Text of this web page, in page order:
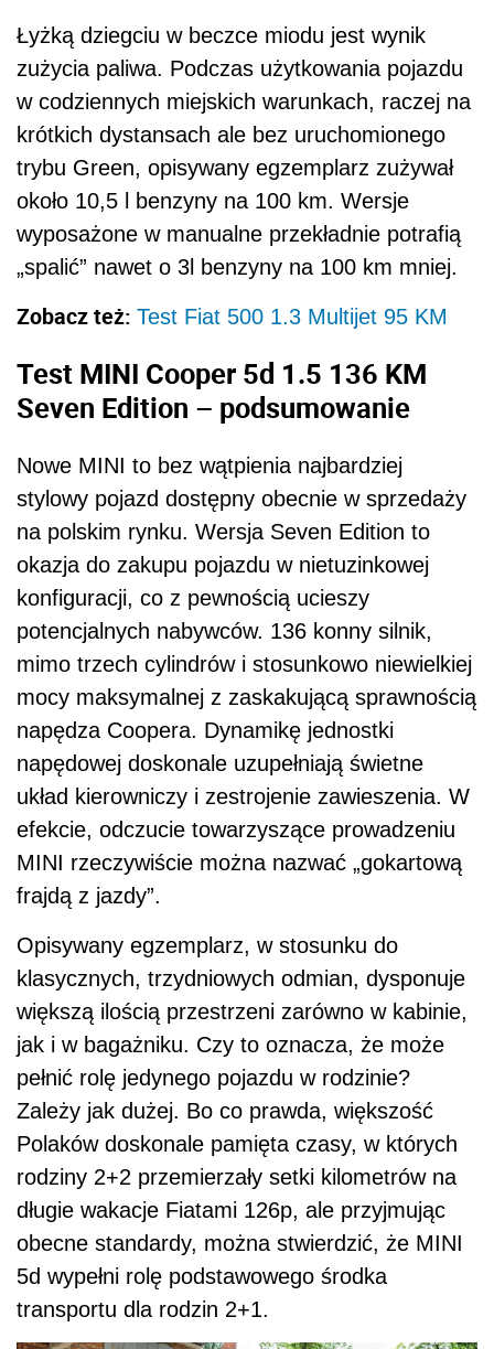
Łyżką dziegciu w beczce miodu jest wynik
zużycia paliwa. Podczas użytkowania pojazdu
w codziennych miejskich warunkach, raczej na
krótkich dystansach ale bez uruchomionego
trybu Green, opisywany egzemplarz zużywał
około 10,5 l benzyny na 100 km. Wersje
wyposażone w manualne przekładnie potrafią
„spalić” nawet o 3l benzyny na 100 km mniej.
Zobacz też: Test Fiat 500 1.3 Multijet 95 KM
Test MINI Cooper 5d 1.5 136 KM
Seven Edition – podsumowanie
Nowe MINI to bez wątpienia najbardziej
stylowy pojazd dostępny obecnie w sprzedaży
na polskim rynku. Wersja Seven Edition to
okazja do zakupu pojazdu w nietuzinkowej
konfiguracji, co z pewnością ucieszy
potencjalnych nabywców. 136 konny silnik,
mimo trzech cylindrów i stosunkowo niewielkiej
mocy maksymalnej z zaskakującą sprawnością
napędza Coopera. Dynamikę jednostki
napędowej doskonale uzupełniają świetne
układ kierowniczy i zestrojenie zawieszenia. W
efekcie, odczucie towarzyszące prowadzeniu
MINI rzeczywiście można nazwać „gokartową
frajdą z jazdy”.
Opisywany egzemplarz, w stosunku do
klasycznych, trzydniowych odmian, dysponuje
większą ilością przestrzeni zarówno w kabinie,
jak i w bagażniku. Czy to oznacza, że może
pełnić rolę jedynego pojazdu w rodzinie?
Zależy jak dużej. Bo co prawda, większość
Polaków doskonale pamięta czasy, w których
rodziny 2+2 przemierzały setki kilometrów na
długie wakacje Fiatami 126p, ale przyjmując
obecne standardy, można stwierdzić, że MINI
5d wypełni rolę podstawowego środka
transportu dla rodzin 2+1.